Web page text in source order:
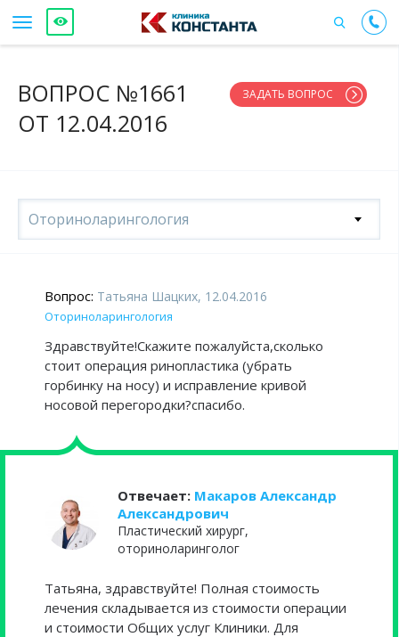
ВОПРОС №1661
ОТ 12.04.2016
ЗАДАТЬ ВОПРОС
Оториноларингология
Вопрос: Татьяна Шацких, 12.04.2016
Оториноларингология
Здравствуйте!Скажите пожалуйста,сколько
стоит операция ринопластика (убрать
горбинку на носу) и исправление кривой
носовой перегородки?спасибо.
Отвечает: Макаров Александр
Александрович
Пластический хирург,
оториноларинголог
Татьяна, здравствуйте! Полная стоимость
лечения складывается из стоимости операции
и стоимости Общих услуг Клиники. Для